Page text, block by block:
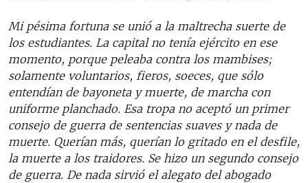
Mi pésima fortuna se unió a la maltrecha suerte de
los estudiantes. La capital no tenía ejército en ese
momento, porque peleaba contra los mambises;
solamente voluntarios, fieros, soeces, que sólo
entendían de bayoneta y muerte, de marcha con
uniforme planchado. Esa tropa no aceptó un primer
consejo de guerra de sentencias suaves y nada de
muerte. Querían más, querían lo gritado en el desfile,
la muerte a los traidores. Se hizo un segundo consejo
de guerra. De nada sirvió el alegato del abogado